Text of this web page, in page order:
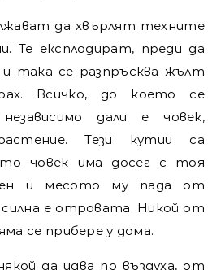
да хвърлят техните
Те експлодират, преди да
така се разпръсква жълт
Всичко, до което се
дали е човек,
Тези кутии са
човек има досег с тоя
и месото му пада от
е отровата. Никой от
се прибере у дома.
да идва по въздуха, от